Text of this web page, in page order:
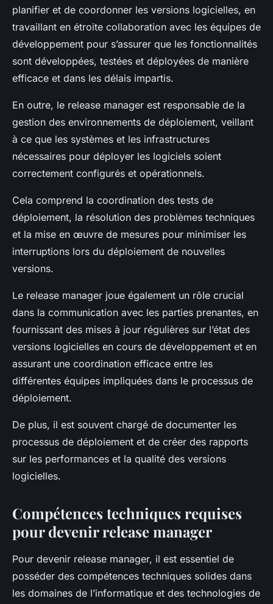
planifier et de coordonner les versions logicielles, en
travaillant en étroite collaboration avec les équipes de
développement pour s’assurer que les fonctionnalités
sont développées, testées et déployées de manière
efficace et dans les délais impartis.
En outre, le release manager est responsable de la
gestion des environnements de déploiement, veillant
à ce que les systèmes et les infrastructures
nécessaires pour déployer les logiciels soient
correctement configurés et opérationnels.
Cela comprend la coordination des tests de
déploiement, la résolution des problèmes techniques
et la mise en œuvre de mesures pour minimiser les
interruptions lors du déploiement de nouvelles
versions.
Le release manager joue également un rôle crucial
dans la communication avec les parties prenantes, en
fournissant des mises à jour régulières sur l’état des
versions logicielles en cours de développement et en
assurant une coordination efficace entre les
différentes équipes impliquées dans le processus de
déploiement.
De plus, il est souvent chargé de documenter les
processus de déploiement et de créer des rapports
sur les performances et la qualité des versions
logicielles.
Compétences techniques requises
pour devenir release manager
Pour devenir release manager, il est essentiel de
posséder des compétences techniques solides dans
les domaines de l’informatique et des technologies de